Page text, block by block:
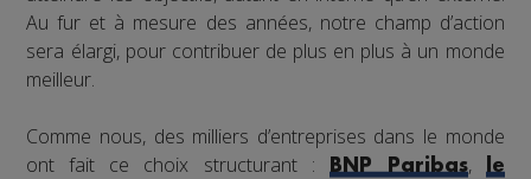
Au fur et à mesure des années, notre champ d’action
sera élargi, pour contribuer de plus en plus à un monde
meilleur.
Comme nous, des milliers d’entreprises dans le monde
ont fait ce choix structurant :
BNP Paribas,
le